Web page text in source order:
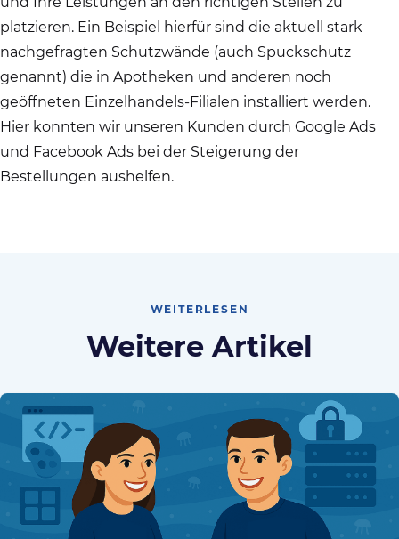
platzieren. Ein Beispiel hierfür sind die aktuell stark
nachgefragten Schutzwände (auch Spuckschutz
genannt) die in Apotheken und anderen noch
geöffneten Einzelhandels-Filialen installiert werden.
Hier konnten wir unseren Kunden durch Google Ads
und Facebook Ads bei der Steigerung der
Bestellungen aushelfen.
WEITERLESEN
Weitere Artikel